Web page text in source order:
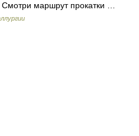
маршрут прокатки …